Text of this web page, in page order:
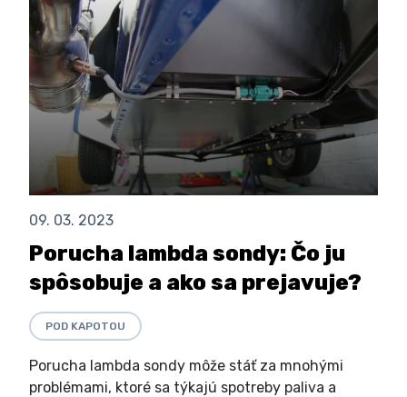
09. 03. 2023
Porucha lambda sondy: Čo ju
spôsobuje a ako sa prejavuje?
POD KAPOTOU
Porucha lambda sondy môže stáť za mnohými
problémami, ktoré sa týkajú spotreby paliva a